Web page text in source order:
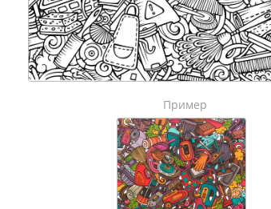
Пример